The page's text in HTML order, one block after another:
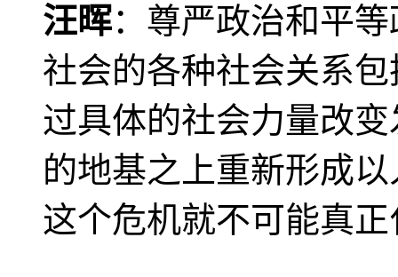
汪晖：尊严政治和平
社会的各种社会关系
过具体的社会力量改
的地基之上重新形成
这个危机就不可能真